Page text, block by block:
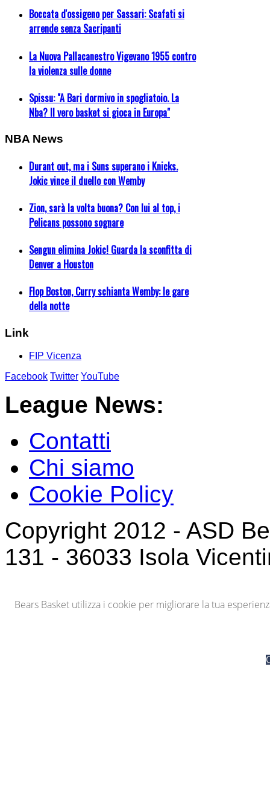
Boccata d'ossigeno per Sassari: Scafati si
arrende senza Sacripanti
La Nuova Pallacanestro Vigevano 1955 contro
la violenza sulle donne
Spissu: "A Bari dormivo in spogliatoio. La
Nba? Il vero basket si gioca in Europa"
NBA News
Durant out, ma i Suns superano i Knicks.
Jokic vince il duello con Wemby
Zion, sarà la volta buona? Con lui al top, i
Pelicans possono sognare
Sengun elimina Jokic! Guarda la sconfitta di
Denver a Houston
Flop Boston, Curry schianta Wemby: le gare
della notte
Link
FIP Vicenza
Facebook Twitter YouTube
League News:
Contatti
Chi siamo
Cookie Policy
Copyright 2012 - ASD
131 - 36033 Isola
Bears Basket utilizza i cookie per migliorare la tua